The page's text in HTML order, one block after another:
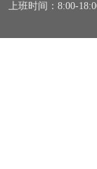
上班时间：8:00-